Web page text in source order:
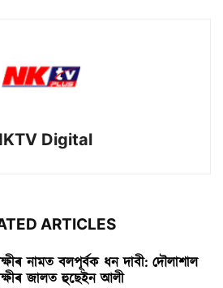
Digital
ARTICLES
নামত বলপূৰ্বক ধন দাবী: দৌলাশাল
জালত হুছেইন আলী